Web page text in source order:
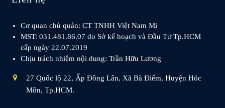
Cơ quan chủ quản: CT TNHH Việt Nam Mi
MST: 031.481.86.07 do Sở kế hoạch và Đầu Tư Tp.HCM
cấp ngày 22.07.2019
Chịu trách nhiệm nội dung: Trần Hữu Lương
27 Quốc lộ 22, Ấp Đông Lân, Xã Bà Điểm, Huyện Hóc
Môn, Tp.HCM.